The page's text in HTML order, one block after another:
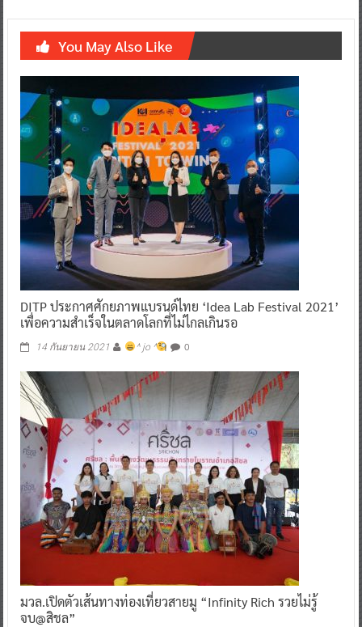
You May Also Like
DITP ประกาศศักยภาพแบรนด์ไทย ‘Idea Lab Festival 2021’
เพื่อความสำเร็จในตลาดโลกที่ไม่ไกลเกินรอ
14 กันยายน 2021 ^ jo ^ 0
มวล.เปิดตัวเส้นทางท่องเที่ยวสายมู “Infinity Rich รวยไม่รู้
จบ@สิชล”